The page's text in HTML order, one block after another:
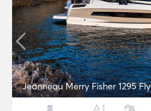
Jeanneau Merry Fisher 1295 Fly